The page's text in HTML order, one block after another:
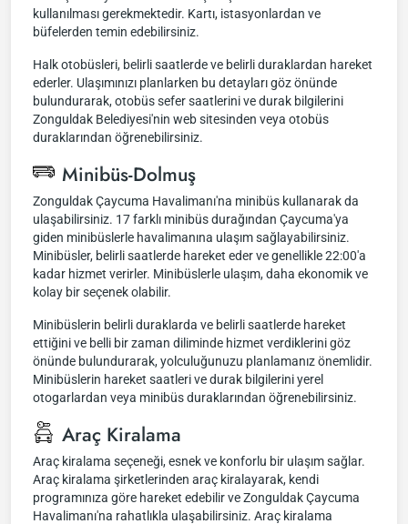
kullanılması gerekmektedir. Kartı, istasyonlardan ve
büfelerden temin edebilirsiniz.
Halk otobüsleri, belirli saatlerde ve belirli duraklardan hareket
ederler. Ulaşımınızı planlarken bu detayları göz önünde
bulundurarak, otobüs sefer saatlerini ve durak bilgilerini
Zonguldak Belediyesi'nin web sitesinden veya otobüs
duraklarından öğrenebilirsiniz.
Minibüs-Dolmuş
Zonguldak Çaycuma Havalimanı'na minibüs kullanarak da
ulaşabilirsiniz. 17 farklı minibüs durağından Çaycuma'ya
giden minibüslerle havalimanına ulaşım sağlayabilirsiniz.
Minibüsler, belirli saatlerde hareket eder ve genellikle 22:00'a
kadar hizmet verirler. Minibüslerle ulaşım, daha ekonomik ve
kolay bir seçenek olabilir.
Minibüslerin belirli duraklarda ve belirli saatlerde hareket
ettiğini ve belli bir zaman diliminde hizmet verdiklerini göz
önünde bulundurarak, yolculuğunuzu planlamanız önemlidir.
Minibüslerin hareket saatleri ve durak bilgilerini yerel
otogarlardan veya minibüs duraklarından öğrenebilirsiniz.
Araç Kiralama
Araç kiralama seçeneği, esnek ve konforlu bir ulaşım sağlar.
Araç kiralama şirketlerinden araç kiralayarak, kendi
programınıza göre hareket edebilir ve Zonguldak Çaycuma
Havalimanı'na rahatlıkla ulaşabilirsiniz. Araç kiralama